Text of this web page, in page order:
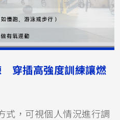
穿插高強度訓練讓燃
式，可視個人情況進行調